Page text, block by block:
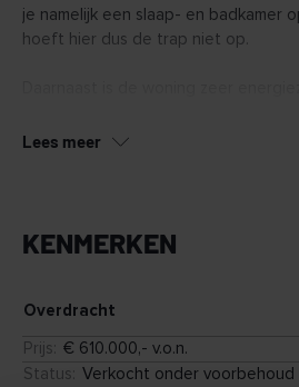
je namelijk een slaap- en badkamer
hoeft hier dus de trap niet op.
portemonnee. We bieden je
voor in de toekomst.
Vloerverwarming op begane grond
Slaap- en badkamer op de begane
Lees meer
KENMERKEN
Overdracht
Prijs
€ 610.000,- v.o.n.
Status
Verkocht onder voorbehoud